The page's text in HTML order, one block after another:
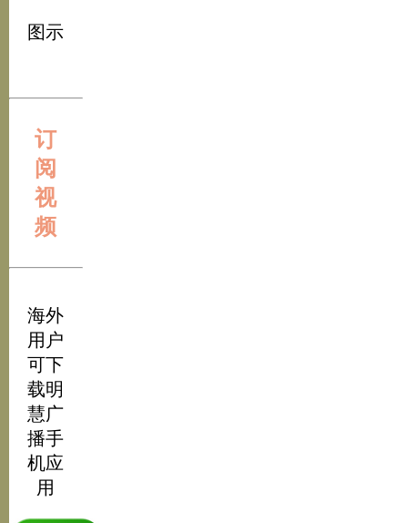
图示
订
阅
视
频
海外
用户
可下
载明
慧广
播手
机应
用